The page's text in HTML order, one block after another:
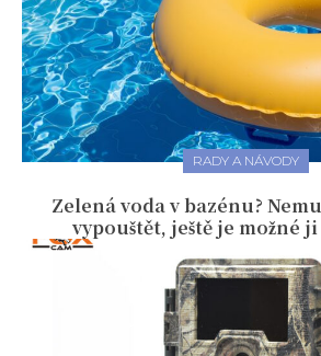
RADY A NÁVODY
Zelená voda v bazénu?
vypouštět, ještě je možné